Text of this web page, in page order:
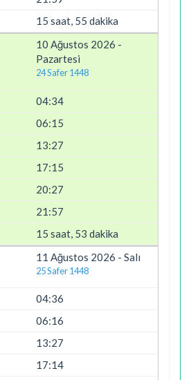
15 saat, 55 dakika
10 Ağustos 2026 -
Pazartesi
24 Safer 1448
04:34
06:15
13:27
17:15
20:27
21:57
15 saat, 53 dakika
11 Ağustos 2026 - Salı
25 Safer 1448
04:36
06:16
13:27
17:14